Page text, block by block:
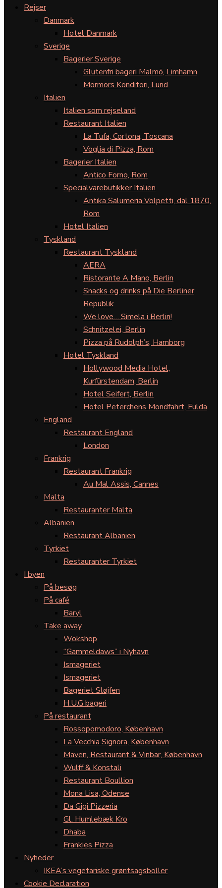
Rejser
Danmark
Hotel Danmark
Sverige
Bagerier Sverige
Glutenfri bageri Malmö, Limhamn
Mormors Konditori, Lund
Italien
Italien som rejseland
Restaurant Italien
La Tufa, Cortona, Toscana
Voglia di Pizza, Rom
Bagerier Italien
Antico Forno, Rom
Specialvarebutikker Italien
Antika Salumeria Volpetti, dal 1870,
Rom
Hotel Italien
Tyskland
Restaurant Tyskland
AERA
Ristorante A Mano, Berlin
Snacks og drinks på Die Berliner
Republik
We love… Simela i Berlin!
Schnitzelei, Berlin
Pizza på Rudolph’s, Hamborg
Hotel Tyskland
Hollywood Media Hotel,
Kurfürstendam, Berlin
Hotel Seifert, Berlin
Hotel Peterchens Mondfahrt, Fulda
England
Restaurant England
London
Frankrig
Restaurant Frankrig
Au Mal Assis, Cannes
Malta
Restauranter Malta
Albanien
Restaurant Albanien
Tyrkiet
Restauranter Tyrkiet
I byen
På besøg
På café
Baryl
Take away
Wokshop
“Gammeldaws” i Nyhavn
Ismageriet
Ismageriet
Bageriet Sløjfen
H.U.G bageri
På restaurant
Rossopomodoro, København
La Vecchia Signora, København
Maven, Restaurant & Vinbar, København
Wulff & Konstali
Restaurant Boullion
Mona Lisa, Odense
Da Gigi Pizzeria
Gl. Humlebæk Kro
Dhaba
Frankies Pizza
Nyheder
IKEA’s vegetariske grøntsagsboller
Cookie Declaration